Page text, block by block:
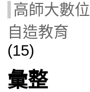
高師大數位
自造教育
(15)
彙整